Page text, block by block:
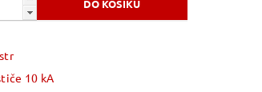
10 kA